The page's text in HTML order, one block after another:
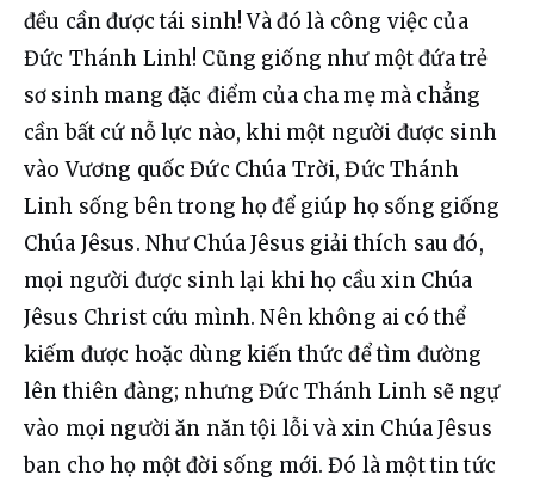
đều cần được tái sinh! Và đó là công việc của
Đức Thánh Linh! Cũng giống như một đứa trẻ
sơ sinh mang đặc điểm của cha mẹ mà chẳng
cần bất cứ nỗ lực nào, khi một người được sinh
vào Vương quốc Đức Chúa Trời, Đức Thánh
Linh sống bên trong họ để giúp họ sống giống
Chúa Jêsus. Như Chúa Jêsus giải thích sau đó,
mọi người được sinh lại khi họ cầu xin Chúa
Jêsus Christ cứu mình. Nên không ai có thể
kiếm được hoặc dùng kiến thức để tìm đường
lên thiên đàng; nhưng Đức Thánh Linh sẽ ngự
vào mọi người ăn năn tội lỗi và xin Chúa Jêsus
ban cho họ một đời sống mới. Đó là một tin tức